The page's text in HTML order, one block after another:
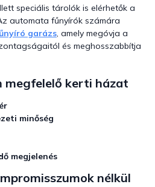
speciális tárolók is elérhetők a
automata fűnyírók számára
garázs, amely megóvja a
és meghosszabbítja
megfelelő kerti házat
minőség
megjelenés
nélkül